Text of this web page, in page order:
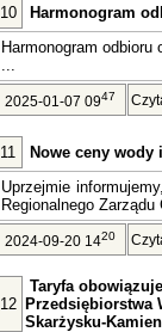
10
Harmonogram
Harmonogram odbioru
...
2025-01-07 0947
11
Nowe ceny wody
Uprzejmie
Regionalnego
2024-09-20 1420
12
Taryfa
Przedsiębiorstwa
Skarżysku-